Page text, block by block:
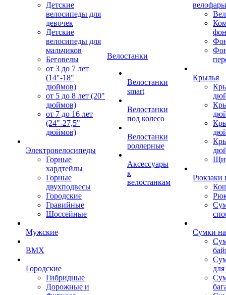
Детские
велосипеды для
девочек
Детские
велосипеды для
мальчиков
Беговелы
от 3 до 7 лет
(14"-18"
дюймов)
от 5 до 8 лет (20"
дюймов)
от 7 до 16 лет
(24"-27,5"
дюймов)
Электровелосипеды
Горные
хардтейлы
Горные
двухподвесы
Городские
Гравийные
Шоссейные
Мужские
BMX
Городские
Гибридные
Дорожные и
Велостанки
Велостанки
smart
Велостанки
под колесо
Велостанки
роллерные
Аксессуары
к
велостанкам
велофары
Крылья
Рюкзаки
Сумки